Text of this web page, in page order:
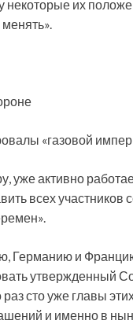
некоторые их
«газовой
уже активно
всех участников
Германию и
утвержденный
сто уже главы
и именно в